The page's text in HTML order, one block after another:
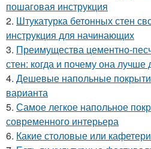
пошаговая инструкция
2. Штукатурка бетонных стен
инструкция для начинающих
3. Преимущества цементно-
стен: когда и почему она лучше
4. Дешевые напольные
варианта
5. Самое легкое напольное
современного интерьера
6. Какие столовые или